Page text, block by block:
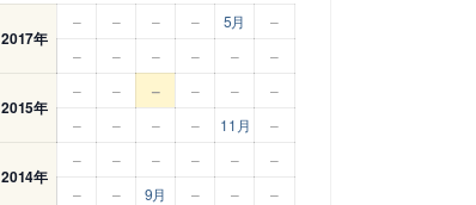
2017年
– – – – 5月
–
–
– – – – –
2015年
– – – – –
–
–
– – – 11月 –
2014年
– – – – –
–
–
– 9月 – – –